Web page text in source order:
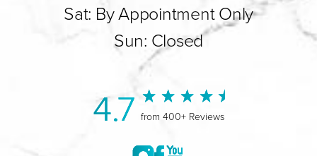
Sat: By Appointment Only
Sun: Closed
4.7 from 400+ Reviews